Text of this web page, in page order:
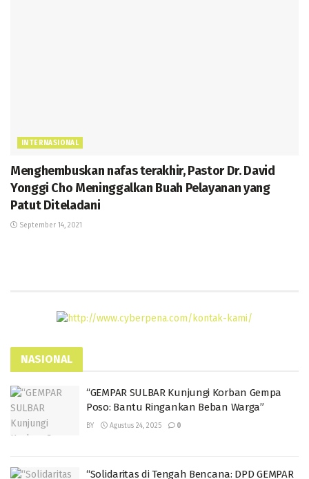
INTERNASIONAL
Menghembuskan nafas terakhir, Pastor Dr. David
Yonggi Cho Meninggalkan Buah Pelayanan yang
Patut Diteladani
September 14, 2021
NASIONAL
“GEMPAR SULBAR Kunjungi Korban Gempa
Poso: Bantu Ringankan Beban Warga”
BY Agustus 24, 2025 0
“Solidaritas di Tengah Bencana: DPD GEMPAR